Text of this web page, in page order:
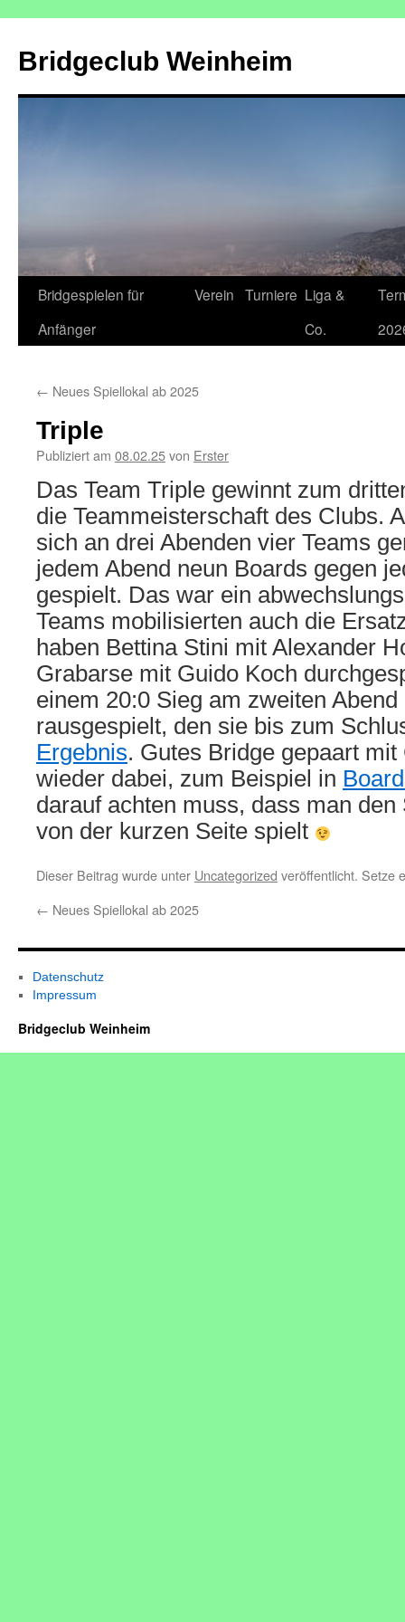
springen
Bridgeclub Weinheim
Bridgespielen für
Anfänger
Verein Turniere Liga &
Co.
← Neues Spiellokal ab 2025
Triple
Publiziert am 08.02.25von Erster
Das Team Triple gewinnt zum
die Teammeisterschaft des Clubs.
sich an drei Abenden vier Teams
jedem Abend neun Boards gegen
gespielt. Das war ein
Teams mobilisierten auch die
haben Bettina Stini mit Alexander
Grabarse mit Guido Koch
einem 20:0 Sieg am zweiten
rausgespielt, den sie bis zum
Ergebnis. Gutes Bridge gepaart
wieder dabei, zum Beispiel in
darauf achten muss, dass man
von der kurzen Seite spielt
Dieser Beitrag wurde unter Uncategorized veröffentlicht. Setze
← Neues Spiellokal ab 2025
Datenschutz
Impressum
Bridgeclub Weinheim